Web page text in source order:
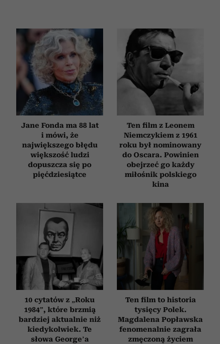
korzystasz z naszej witryny, udostępniamy partnerom
społecznościowym, reklamowym i analitycznym.
Partnerzy mogą połączyć te informacje z innymi danymi
otrzymanymi od Ciebie lub uzyskanymi podczas
korzystania z ich usług.
Jane Fonda ma 88 lat
i mówi, że
największego błędu
większość ludzi
dopuszcza się po
pięćdziesiątce
Ten film z Leonem
Niemczykiem z 1961
roku był nominowany
do Oscara. Powinien
obejrzeć go każdy
miłośnik polskiego
kina
10 cytatów z „Roku
1984”, które brzmią
bardziej aktualnie niż
kiedykolwiek. Te
słowa George’a
Ten film to historia
tysięcy Polek.
Magdalena Popławska
fenomenalnie zagrała
zmęczoną życiem